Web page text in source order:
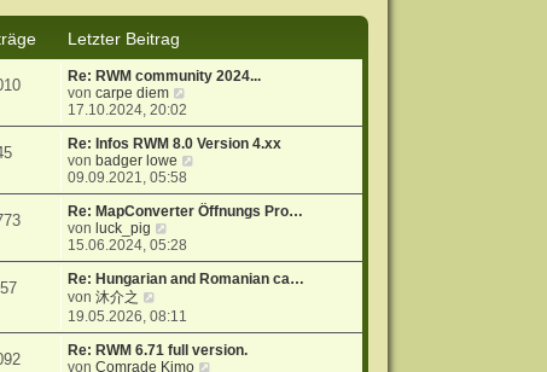
g i
g
e
r
i
t
g
Letzter Beitrag
Re: RWM community 2024...
voncarpe diem
u
e
s
e
r
i
t
g
17.10.2024, 20:02
Re: Infos RWM 8.0 Version 4.xx
von badger lowe
u
e
e
r
i
t
r
09.09.2021, 05:58
Re: MapConverter Öffnungs Pro…
von luck_pig
e
u
e
t
e
r
B
15.06.2024, 05:28
Re: Hungarian and Romanian ca…
von沐介之
e
u
e
s
19.05.2026, 08:11
Re: RWM 6.71 full version.
vonComrade Kimo